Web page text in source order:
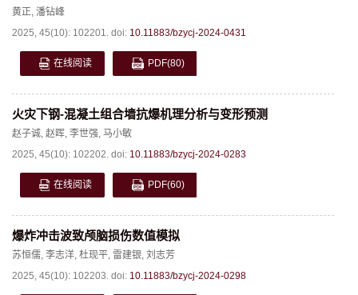
黄正, 潘钻峰
2025, 45(10): 102201. doi: 10.11883/bzycj-2024-0431
在线阅读 PDF(80)
火灾下钢-混凝土组合墙抗爆机理分析与变形预测
赵子诚, 赵晖, 李世强, 马小敏
2025, 45(10): 102202. doi: 10.11883/bzycj-2024-0283
在线阅读 PDF(60)
爆炸冲击波致颅脑损伤数值模拟
苏恒儒, 李志洋, 杜现平, 雷建银, 刘志芳
2025, 45(10): 102203. doi: 10.11883/bzycj-2024-0298